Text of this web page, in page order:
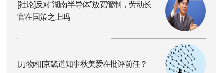
[社论]反对“湖南半导体”放宽管制，劳动长
官在国策之上吗
[万物相]京畿道知事秋美爱在批评前任？